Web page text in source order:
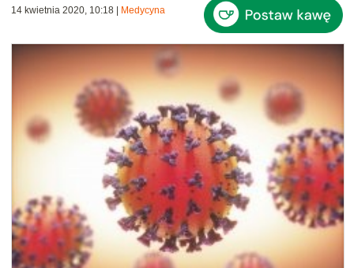
14 kwietnia 2020, 10:18 Medycyna